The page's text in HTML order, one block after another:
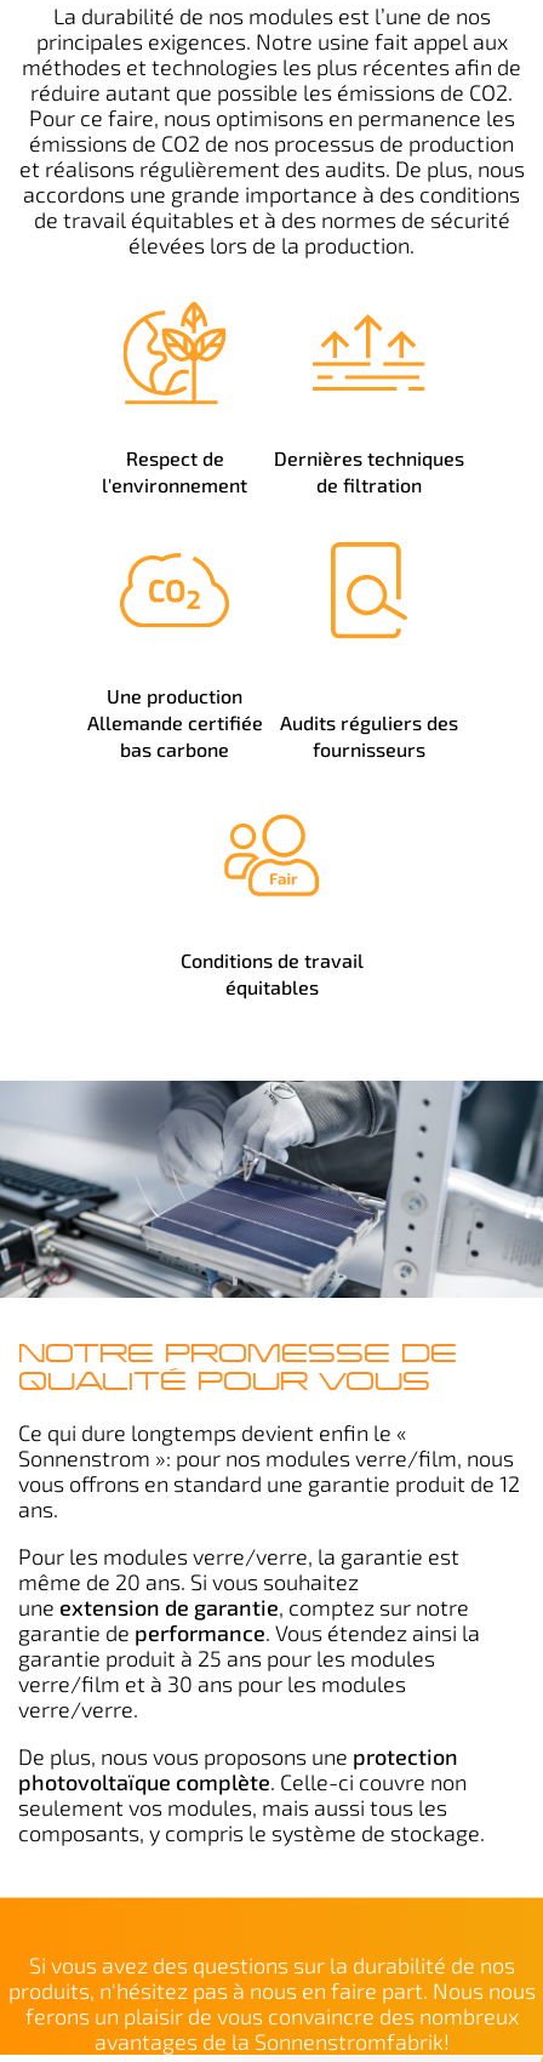
La durabilité de nos modules est l’une de nos
principales exigences. Notre usine fait appel aux
méthodes et technologies les plus récentes afin de
réduire autant que possible les émissions de CO2.
Pour ce faire, nous optimisons en permanence les
émissions de CO2 de nos processus de production
et réalisons régulièrement des audits. De plus, nous
accordons une grande importance à des conditions
de travail équitables et à des normes de sécurité
élevées lors de la production.
Respect de
l'environnement
Dernières techniques
de filtration
Une production
Allemande certifiée
bas carbone
Audits réguliers des
fournisseurs
Conditions de travail
équitables
NOTRE PROMESSE DE
QUALITÉ POUR VOUS
Ce qui dure longtemps devient enfin le «
Sonnenstrom »: pour nos modules verre/film, nous
vous offrons en standard une garantie produit de 12
ans.
Pour les modules verre/verre, la garantie est
même de 20 ans. Si vous souhaitez
une extension de garantie, comptez sur notre
garantie de performance. Vous étendez ainsi la
garantie produit à 25 ans pour les modules
verre/film et à 30 ans pour les modules
verre/verre.
De plus, nous vous proposons une protection
photovoltaïque complète. Celle-ci couvre non
seulement vos modules, mais aussi tous les
composants, y compris le système de stockage.
Si vous avez des questions sur la durabilité de nos
produits, n'hésitez pas à nous en faire part. Nous nous
ferons un plaisir de vous convaincre des nombreux
avantages de la Sonnenstromfabrik!